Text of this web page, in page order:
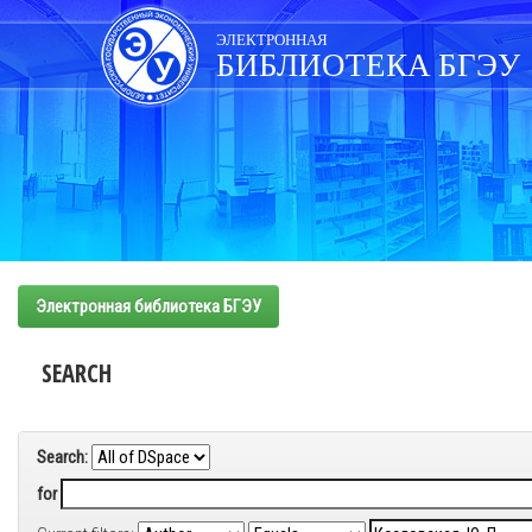
Skip
navigation
ЭЛЕКТРОННАЯ
БИБЛИОТЕКА БГЭУ
Электронная библиотека БГЭУ
SEARCH
Search:
for